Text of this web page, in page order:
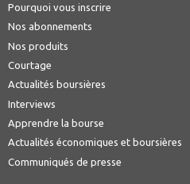
Pourquoi vous inscrire
Nos abonnements
Nos produits
Courtage
Actualités boursières
Interviews
Apprendre la bourse
Actualités économiques et boursières
Communiqués de presse